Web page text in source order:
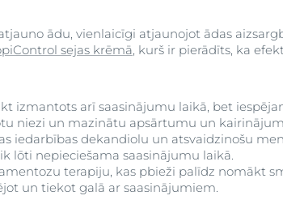
ādu, vienlaicīgi atjaunojot ādas
sejas krēmā, kurš ir pierādīts, ka
izmantots arī saasinājumu laikā, bet
niezi un mazinātu apsārtumu un
iedarbības dekandiolu un atsvaidzinošu
lōti nepieciešama saasinājumu laikā.
terapiju, kas pbieži palīdz nomākt
un tiekot galā ar saasinājumiem.